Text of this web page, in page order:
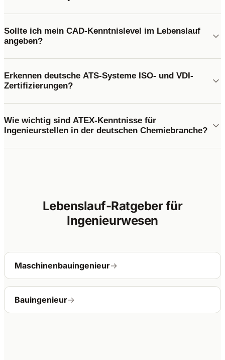
Sollte ich mein CAD-Kenntnislevel im Lebenslauf
angeben?
Erkennen deutsche ATS-Systeme ISO- und VDI-
Zertifizierungen?
Wie wichtig sind ATEX-Kenntnisse für
Ingenieurstellen in der deutschen Chemiebranche?
Lebenslauf-Ratgeber für
Ingenieurwesen
Maschinenbauingenieur→
Bauingenieur→